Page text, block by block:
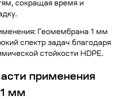
сокращая время и
Геомембрана 1 мм
спектр задач благодаря
стойкости HDPE.
применения
мм